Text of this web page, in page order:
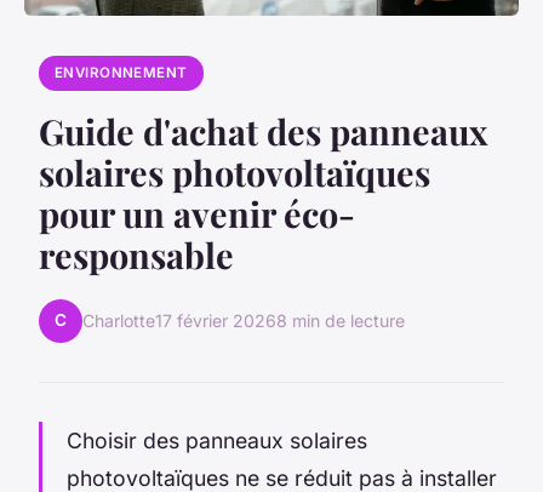
ENVIRONNEMENT
Guide d'achat des panneaux
solaires photovoltaïques
pour un avenir éco-
responsable
C Charlotte17 février 20268 min de lecture
Choisir des panneaux solaires
photovoltaïques ne se réduit pas à installer